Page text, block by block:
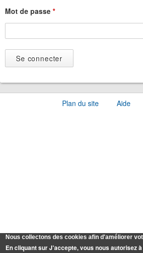
Mot de passe *
Plan du site Aide
Nous collectons des cookies afin d'améliorer
En cliquant sur J'accepte, vous nous autorisez